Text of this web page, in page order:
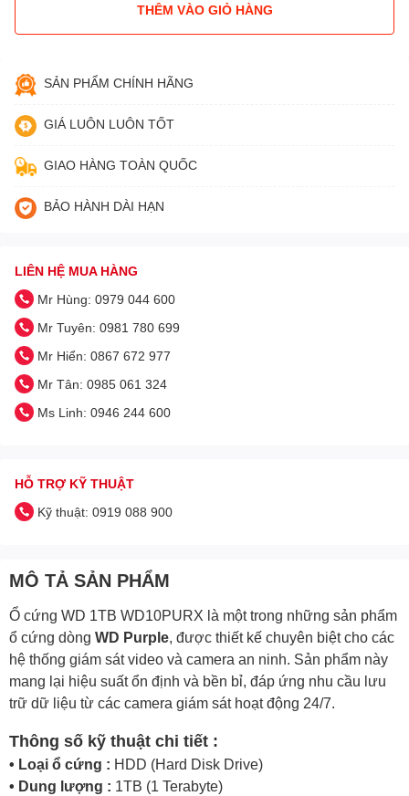
THÊM VÀO GIỎ HÀNG
SẢN PHẨM CHÍNH HÃNG
GIÁ LUÔN LUÔN TỐT
GIAO HÀNG TOÀN QUỐC
BẢO HÀNH DÀI HẠN
LIÊN HỆ MUA HÀNG
Mr Hùng: 0979 044 600
Mr Tuyên: 0981 780 699
Mr Hiển: 0867 672 977
Mr Tân: 0985 061 324
Ms Linh: 0946 244 600
HỖ TRỢ KỸ THUẬT
Kỹ thuật: 0919 088 900
MÔ TẢ SẢN PHẨM
Ổ cứng WD 1TB WD10PURX là một trong những sản phẩm
ổ cứng dòng WD Purple, được thiết kế chuyên biệt cho các
hệ thống giám sát video và camera an ninh. Sản phẩm này
mang lại hiệu suất ổn định và bền bỉ, đáp ứng nhu cầu lưu
trữ dữ liệu từ các camera giám sát hoạt động 24/7.
Thông số kỹ thuật chi tiết :
• Loại ổ cứng : HDD (Hard Disk Drive)
• Dung lượng : 1TB (1 Terabyte)